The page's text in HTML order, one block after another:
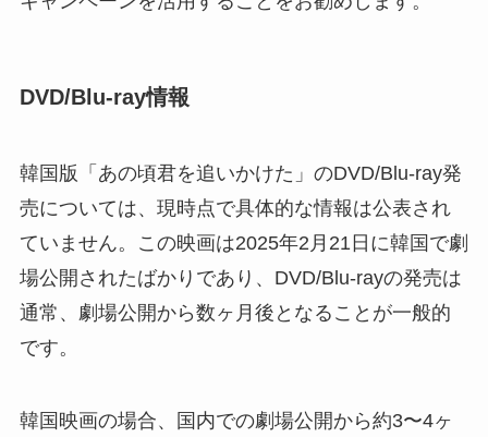
DVD/Blu-ray情報
韓国版「あの頃君を追いかけた」のDVD/Blu-ray発
売については、現時点で具体的な情報は公表され
ていません。この映画は2025年2月21日に韓国で劇
場公開されたばかりであり、DVD/Blu-rayの発売は
通常、劇場公開から数ヶ月後となることが一般的
です。
韓国映画の場合、国内での劇場公開から約3〜4ヶ